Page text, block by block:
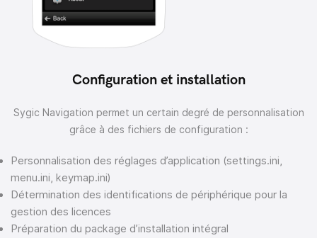
Configuration et installation
Sygic Navigation permet un certain degré de personnalisation
grâce à des fichiers de configuration :
Personnalisation des réglages d’application (settings.ini,
menu.ini, keymap.ini)
Détermination des identifications de périphérique pour la
gestion des licences
Préparation du package d’installation intégral